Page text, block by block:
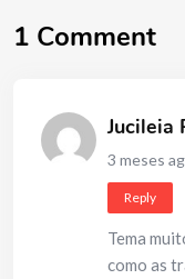
1 Comment
Jucileia
3 meses
Reply
Tema
como as